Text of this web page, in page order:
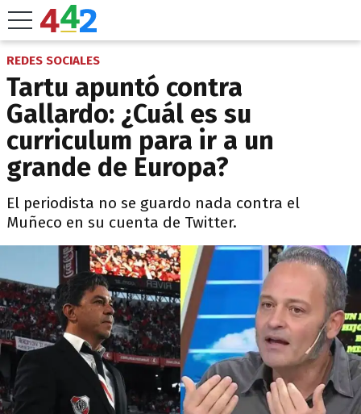
REDES SOCIALES
Tartu apuntó contra
Gallardo: ¿Cuál es su
curriculum para ir a un
grande de Europa?
El periodista no se guardo nada contra el
Muñeco en su cuenta de Twitter.